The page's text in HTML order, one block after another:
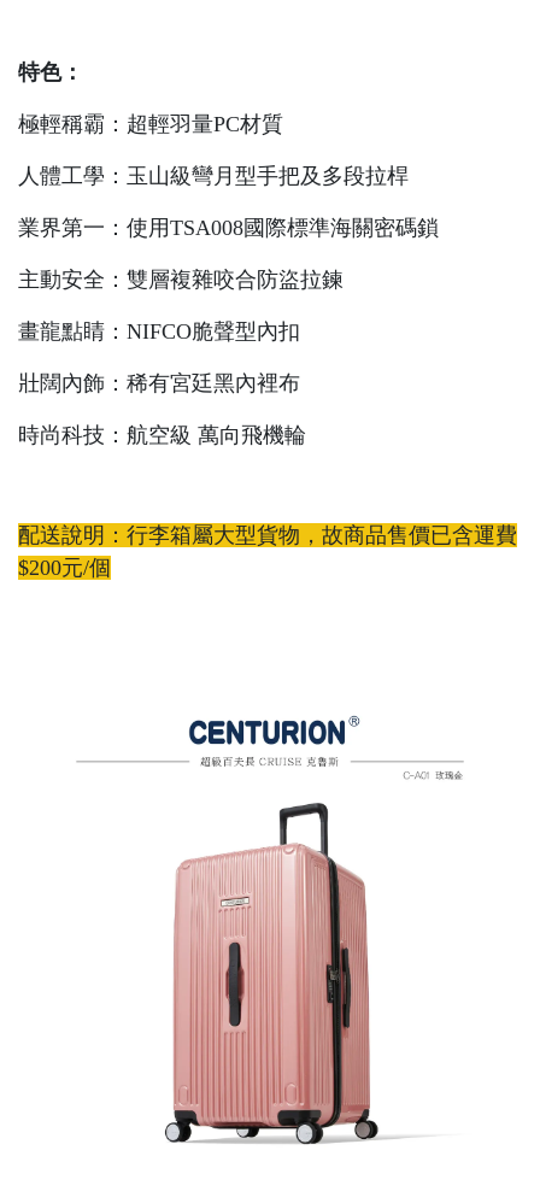
特色：
極輕稱霸：超輕羽量PC材質
人體工學：玉山級彎月型手把及多段拉桿
業界第一：使用TSA008國際標準海關密碼鎖
主動安全：雙層複雜咬合防盜拉鍊
畫龍點睛：NIFCO脆聲型內扣
壯闊內飾：稀有宮廷黑內裡布
時尚科技：航空級 萬向飛機輪
配送說明：行李箱屬大型貨物，故商品售價已含運費
$200元/個